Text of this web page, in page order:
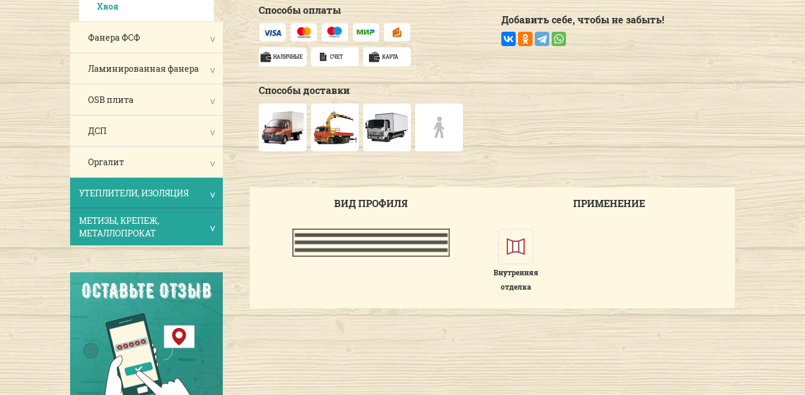
Хвоя
Фанера ФСФ
Ламинированная фанера
OSB плита
ДСП
Оргалит
УТЕПЛИТЕЛИ, ИЗОЛЯЦИЯ
МЕТИЗЫ, КРЕПЕЖ,
МЕТАЛЛОПРОКАТ
Способы оплаты
НАЛИЧНЫЕ СЧЕТ КАРТА
Способы доставки
Добавить себе, чтобы не забыть!
ВИД ПРОФИЛЯ ПРИМЕНЕНИЕ
Внутренняя
отделка